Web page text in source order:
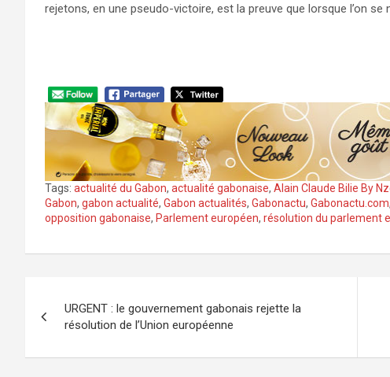
rejetons, en une pseudo-victoire, est la preuve que lorsque l’on se
Tags: actualité du Gabon, actualité gabonaise, Alain Claude Bilie By
Gabon, gabon actualité, Gabon actualités, Gabonactu, Gabonactu.com,
opposition gabonaise, Parlement européen, résolution du parlement
de
l’article
URGENT : le gouvernement gabonais rejette la
résolution de l’Union européenne